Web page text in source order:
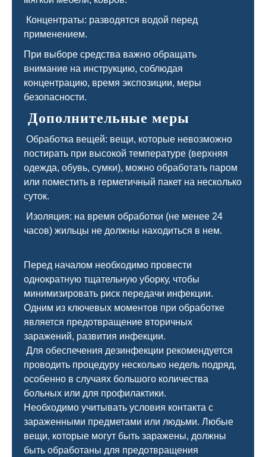
Концентраты: разводятся водой перед
применением.
При выборе средства важно обращать
внимание на инструкцию, соблюдая
концентрацию, время экспозиции, меры
безопасности.
Дополнительные меры
Обработка вещей: вещи, которые невозможно
постирать при высокой температуре (верхняя
одежда, обувь, сумки), можно обработать паром
или поместить в герметичный пакет на несколько
суток.
Изоляция: на время обработки (не менее 24
часов) жильцы не должны находиться в нем.
Перед началом необходимо провести
однократную тщательную уборку, чтобы
минимизировать риск передачи инфекции.
Одним из ключевых моментов при обработке
является предотвращение вторичных
заражений, развития инфекции.
Для обеспечения дезинфекции рекомендуется
проводить процедуру несколько недель подряд,
особенно в случаях большого количества
больных или для профилактики.
Необходимо учитывать условия контакта с
зараженными предметами или людьми. Любые
вещи, которые могут быть заражены, должны
быть обработаны для предотвращения